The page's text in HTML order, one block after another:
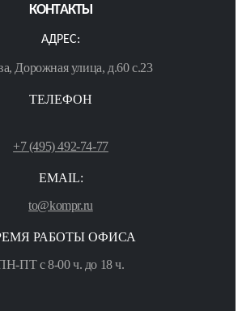
КОНТАКТЫ
АДРЕС:
Дорожная улица, д.60 с.23
ТЕЛЕФОН
+7 (495) 492-74-77
EMAIL:
to@kompr.ru
РАБОТЫ ОФИСА
ПТ с 8-00 ч. до 18 ч.